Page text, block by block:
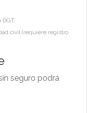
civil (requiere registro
seguro podrá